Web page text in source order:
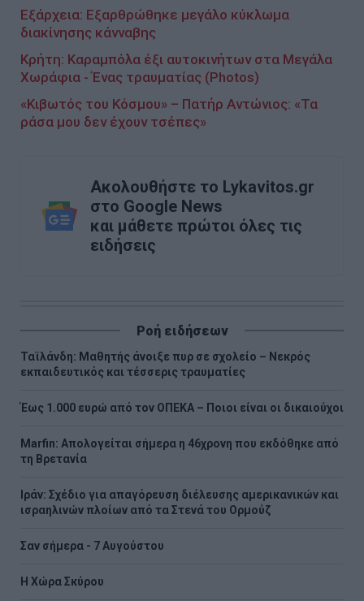
Εξάρχεια: Εξαρθρώθηκε μεγάλο κύκλωμα
διακίνησης κάνναβης
Κρήτη: Καραμπόλα έξι αυτοκινήτων στα Μεγάλα
Χωράφια - Ένας τραυματίας (Photos)
«Κιβωτός του Κόσμου» – Πατήρ Αντώνιος: «Τα
ράσα μου δεν έχουν τσέπες»
Ακολουθήστε το Lykavitos.gr
στο Google News
και μάθετε πρώτοι όλες τις
ειδήσεις
Ροή ειδήσεων
Ταϊλάνδη: Μαθητής άνοιξε πυρ σε σχολείο – Νεκρός
εκπαιδευτικός και τέσσερις τραυματίες
Έως 1.000 ευρώ από τον ΟΠΕΚΑ – Ποιοι είναι οι δικαιούχοι
Marfin: Απολογείται σήμερα η 46χρονη που εκδόθηκε από
τη Βρετανία
Ιράν: Σχέδιο για απαγόρευση διέλευσης αμερικανικών και
ισραηλινών πλοίων από τα Στενά του Ορμούζ
Σαν σήμερα - 7 Αυγούστου
Η Χώρα Σκύρου